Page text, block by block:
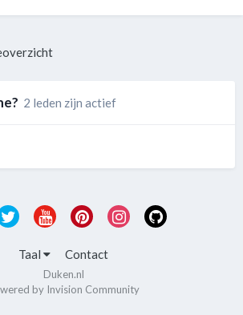
2 leden zijn actief
Taal Contact
Duken.nl
by Invision Community